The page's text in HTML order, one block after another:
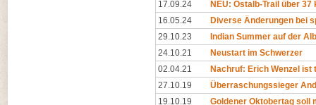
17.09.24
NEU: Ostalb-Trail über 37
16.05.24
Diverse Änderungen bei
29.10.23
Indian Summer auf der Alb
24.10.21
Neustart im Schwerzer
02.04.21
Nachruf: Erich Wenzel ist
27.10.19
Überraschungssieger
19.10.19
Goldener Oktobertag soll